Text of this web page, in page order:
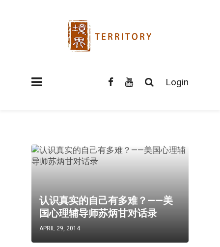
Login
认识真实的自己有多难？——美
国心理辅导师苏炳甘对话录
APRIL 29, 2014